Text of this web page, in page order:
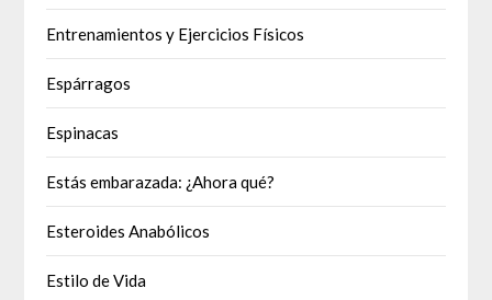
Entrenamientos y Ejercicios Físicos
Espárragos
Espinacas
Estás embarazada: ¿Ahora qué?
Esteroides Anabólicos
Estilo de Vida